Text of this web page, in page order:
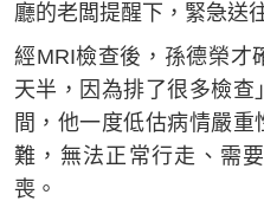
廳的老闆提醒下，緊急送
經MRI檢查後，孫德榮才
天半，因為排了很多檢查
間，他一度低估病情嚴重
難，無法正常行走、需
喪。